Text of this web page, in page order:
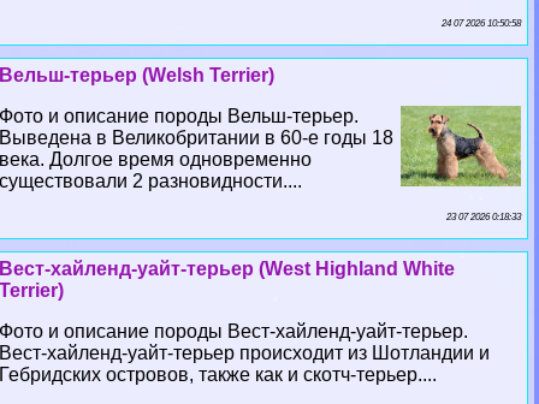
24 07 2026 10:50:58
Вельш-терьер (Welsh Terrier)
Фото и описание породы Вельш-терьер.
Выведена в Великобритании в 60-е годы 18
века. Долгое время одновременно
существовали 2 разновидности....
23 07 2026 0:18:33
Вест-хайленд-уайт-терьер (West Highland White
Terrier)
Фото и описание породы Вест-хайленд-уайт-терьер.
Вест-хайленд-уайт-терьер происходит из Шотландии и
Гебридских островов, также как и скотч-терьер....